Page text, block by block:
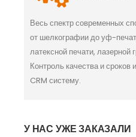
Весь спектр современных
от шелкографии до уф-
латексной печати, лазерной
Контроль качества и сроков
CRM систему.
У НАС УЖЕ ЗАКАЗАЛИ